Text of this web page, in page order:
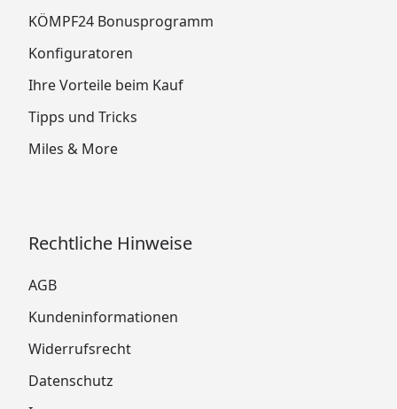
KÖMPF24 Bonusprogramm
Konfiguratoren
Ihre Vorteile beim Kauf
Tipps und Tricks
Miles & More
Rechtliche Hinweise
AGB
Kundeninformationen
Widerrufsrecht
Datenschutz